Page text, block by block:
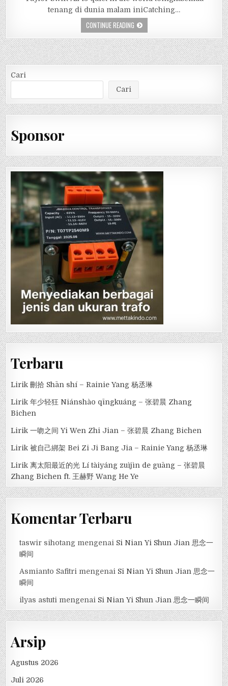
tenang di dunia malam iniCatching…
CONTINUE READING
Cari
Cari
Sponsor
Terbaru
Lirik 刪拾 Shān shí – Rainie Yang 杨丞琳
Lirik 年少轻狂 Niánshào qīngkuáng – 张碧晨 Zhang
Bichen
Lirik 一吻之间 Yi Wen Zhi Jian – 张碧晨 Zhang Bichen
Lirik 被自己綁架 Bei Zi Ji Bang Jia – Rainie Yang 杨丞琳
Lirik 离太阳最近的光 Lí tàiyáng zuìjìn de guāng – 张碧晨
Zhang Bichen ft. 王赫野 Wang He Ye
Komentar Terbaru
taswir sihotang mengenai Si Nian Yi Shun Jian 思念一
瞬间
Asmianto Safitri mengenai Si Nian Yi Shun Jian 思念一
瞬间
ilyas astuti mengenai Si Nian Yi Shun Jian 思念一瞬间
Arsip
Agustus 2026
Juli 2026